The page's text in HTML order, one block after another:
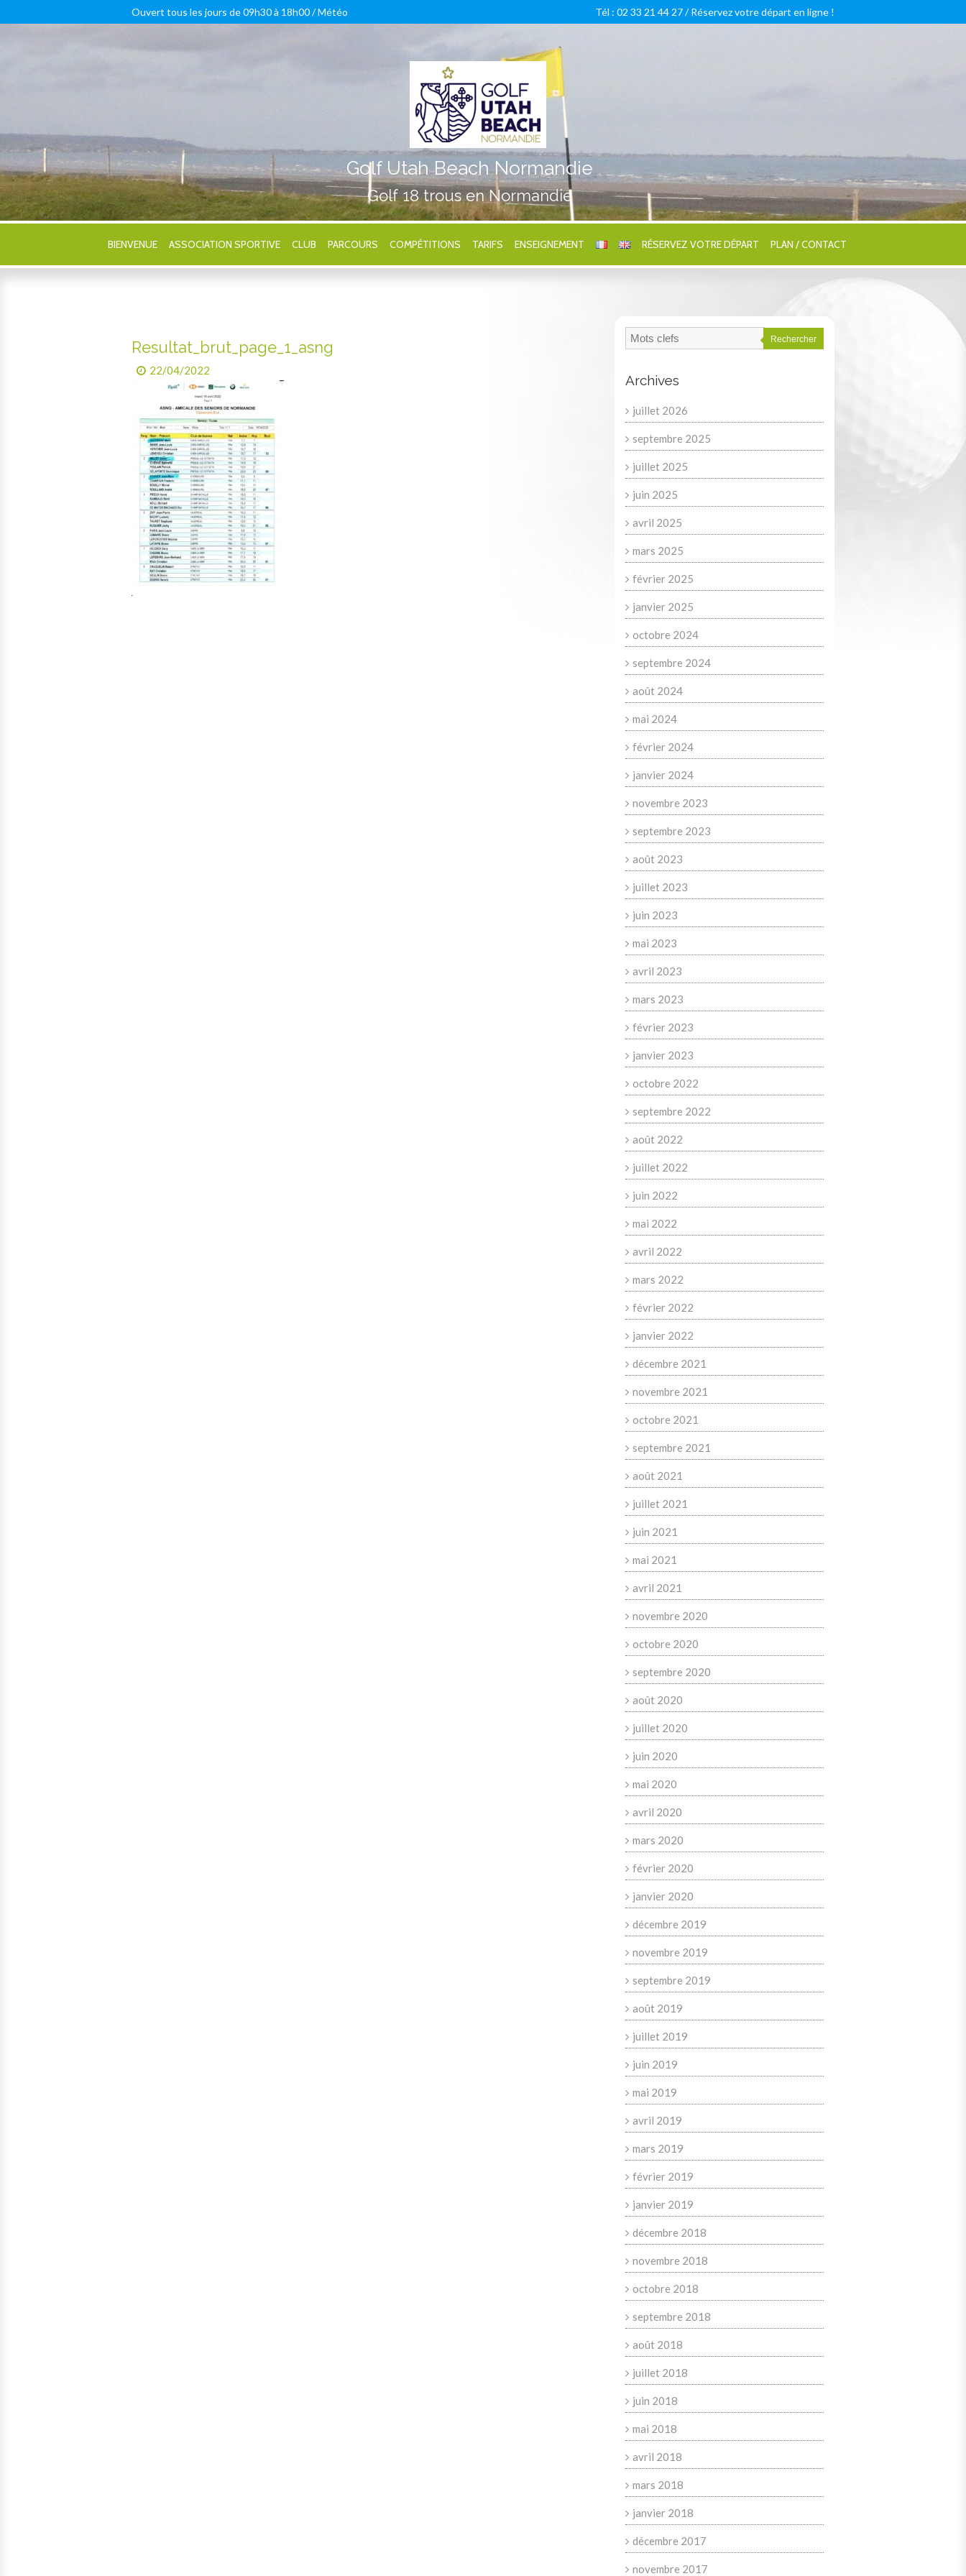
Golf Utah Beach Normandie
Golf 18 trous en Normandie
Tél : 02 33 21 44 27 /Réservez votre départ en ligne !
Ouvert tous les jours de 09h30 à 18h00 /Météo
BIENVENUE ASSOCIATION SPORTIVE CLUB PARCOURS COMPÉTITIONS TARIFS ENSEIGNEMENT RÉSERVEZ VOTRE DÉPART PLAN / CONTACT
Resultat_brut_page_1_asng
22/04/2022
Rechercher
Archives
juillet 2026
septembre 2025
juillet 2025
juin 2025
avril 2025
mars 2025
février 2025
janvier 2025
octobre 2024
septembre 2024
août 2024
mai 2024
février 2024
janvier 2024
novembre 2023
septembre 2023
août 2023
juillet 2023
juin 2023
mai 2023
avril 2023
mars 2023
février 2023
janvier 2023
octobre 2022
septembre 2022
août 2022
juillet 2022
juin 2022
mai 2022
avril 2022
mars 2022
février 2022
janvier 2022
décembre 2021
novembre 2021
octobre 2021
septembre 2021
août 2021
juillet 2021
juin 2021
mai 2021
avril 2021
novembre 2020
octobre 2020
septembre 2020
août 2020
juillet 2020
juin 2020
mai 2020
avril 2020
mars 2020
février 2020
janvier 2020
décembre 2019
novembre 2019
septembre 2019
août 2019
juillet 2019
juin 2019
mai 2019
avril 2019
mars 2019
février 2019
janvier 2019
décembre 2018
novembre 2018
octobre 2018
septembre 2018
août 2018
juillet 2018
juin 2018
mai 2018
avril 2018
mars 2018
janvier 2018
décembre 2017
novembre 2017